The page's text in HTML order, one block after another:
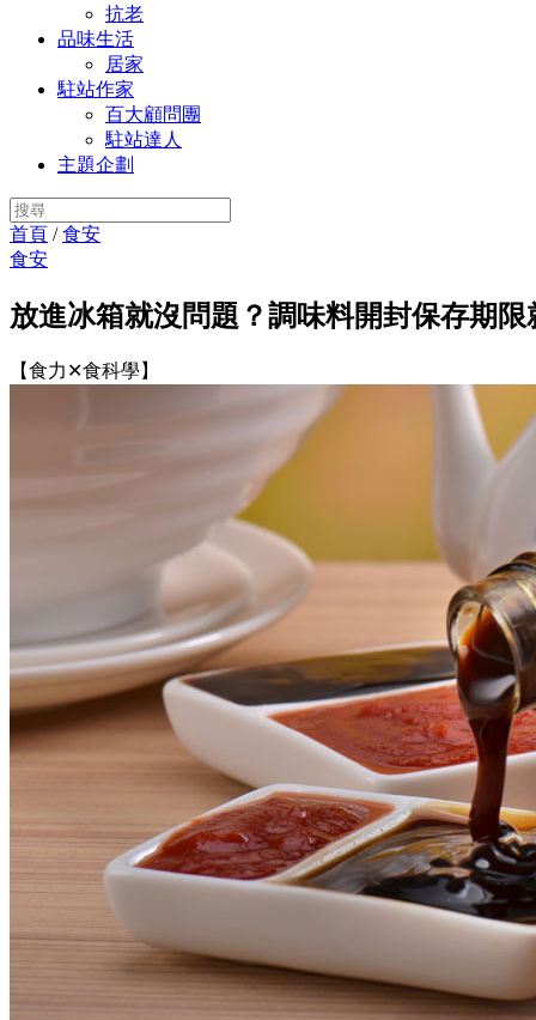
抗老
品味生活
居家
駐站作家
百大顧問團
駐站達人
主題企劃
首頁 /食安
食安
放進冰箱就沒問題？調味料開封保存期
【食力✕食科學】